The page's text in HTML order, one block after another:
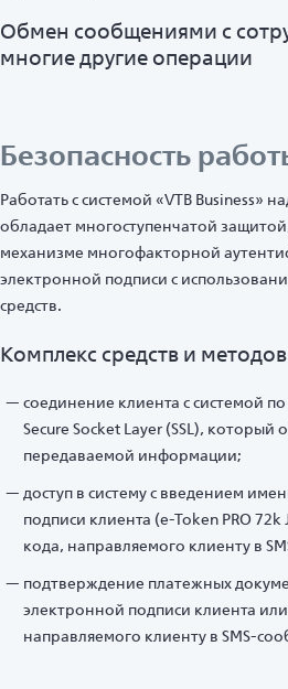
Обмен сообщениями с
многие другие операции
Безопасность
Работать с системой «VTB Business»
обладает многоступенчатой
механизме многофакторной
электронной подписи с
средств.
Комплекс средств и
соединение клиента с системой
Secure Socket Layer (SSL),
передаваемой информации;
доступ в систему с введением
подписи клиента (e-Token PRO
кода, направляемого клиенту в
подтверждение платежных
электронной подписи клиента
направляемого клиенту в SMS-